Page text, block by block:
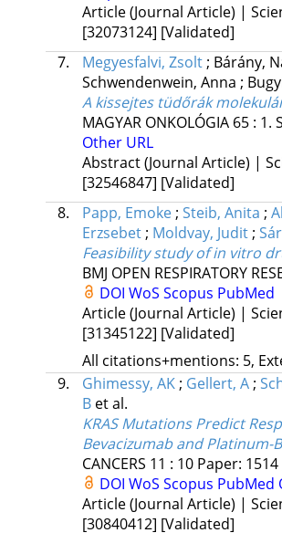
Article (Journal Article) |
[32073124] [Validated]
7.
Megyesfalvi, Zsolt ; Bárány,
Schwendenwein, Anna ;
A kissejtes tüdőrák
MAGYAR ONKOLÓGIA 65: 1.
Other URL
Abstract (Journal Article) |
[32546847] [Validated]
8.
Papp, Emoke ; Steib, Anita ;
Erzsebet ; Moldvay, Judit ;
Feasibility study of in vitro
BMJ OPEN RESPIRATORY
DOI WoS Scopus PubMed
Article (Journal Article) |
[31345122] [Validated]
All citations+mentions: 5,
9.
Ghimessy, AK ; Gellert, A ;
B et al.
KRAS Mutations Predict
Bevacizumab and Platinum-
CANCERS 11 : 10 Paper: 1514
DOI WoS Scopus PubMed
Article (Journal Article) |
[30840412] [Validated]